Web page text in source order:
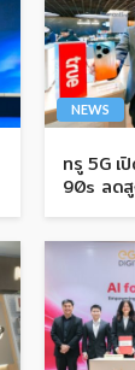
NEWS
ทรู 5G เ
90s ลด